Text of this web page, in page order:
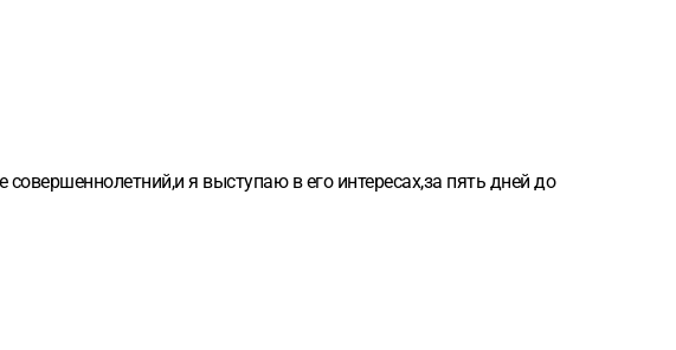
я выступаю в его интересах,за пять дней до